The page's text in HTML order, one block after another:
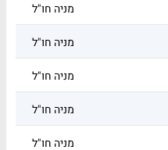
מניה חו"ל
מניה חו"ל
מניה חו"ל
מניה חו"ל
מניה חו"ל